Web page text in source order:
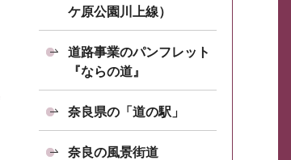
ケ原公園川上線）
道路事業のパンフレット
『ならの道』
奈良県の「道の駅」
奈良の風景街道